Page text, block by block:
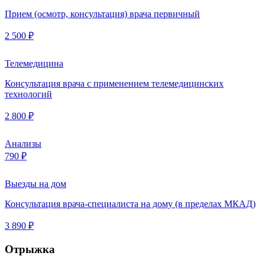
Прием (осмотр, консультация) врача первичный
2 500 ₽
Телемедицина
Консультация врача с применением телемедицинских
технологий
2 800 ₽
Анализы
790 ₽
Выезды на дом
Консультация врача-специалиста на дому (в пределах МКАД)
3 890 ₽
Отрыжка